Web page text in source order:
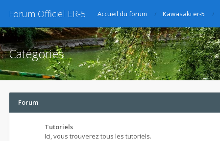
Forum Officiel ER-5 Accueil du forum Kawasaki er-5
Catégories
Forum
Tutoriels
Ici, vous trouverez tous les tutoriels.